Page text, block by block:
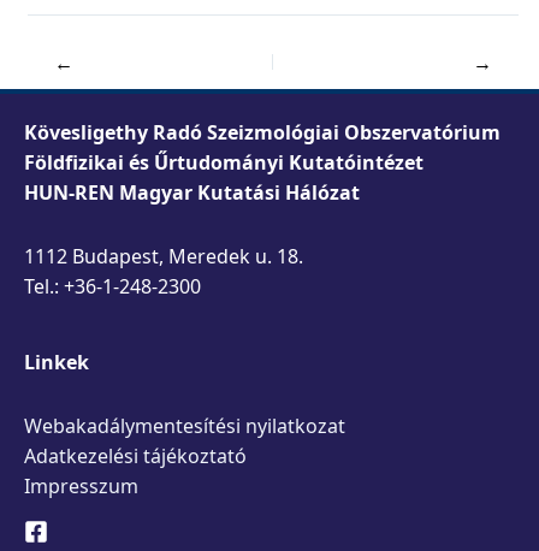
← →
Kövesligethy Radó Szeizmológiai Obszervatórium
Földfizikai és Űrtudományi Kutatóintézet
HUN-REN Magyar Kutatási Hálózat
1112 Budapest, Meredek u. 18.
Tel.: +36-1-248-2300
Linkek
Webakadálymentesítési nyilatkozat
Adatkezelési tájékoztató
Impresszum